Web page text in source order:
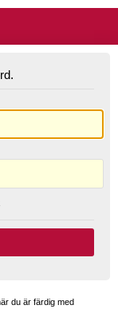
du är färdig med